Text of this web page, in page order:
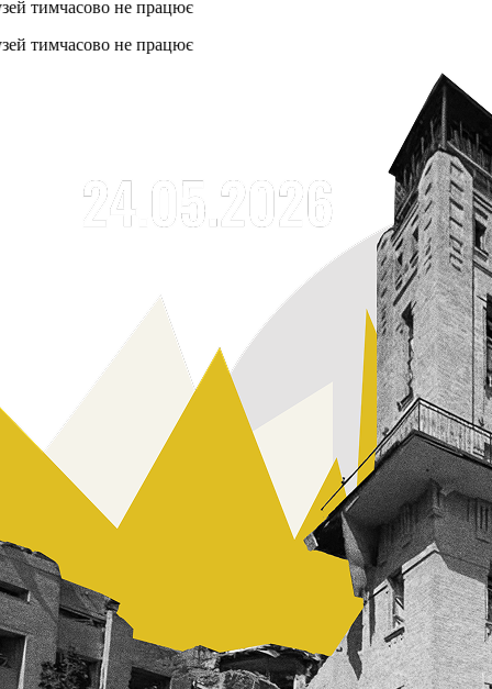
не працює
не працює